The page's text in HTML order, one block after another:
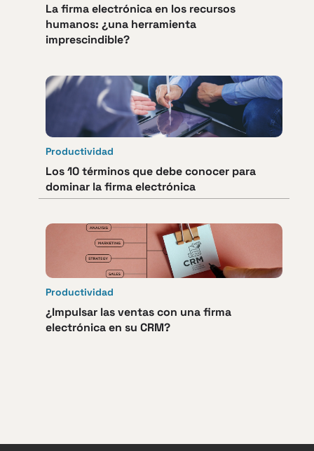
La firma electrónica en los recursos
humanos: ¿una herramienta
imprescindible?
Productividad
Los 10 términos que debe conocer para
dominar la firma electrónica
Productividad
¿Impulsar las ventas con una firma
electrónica en su CRM?